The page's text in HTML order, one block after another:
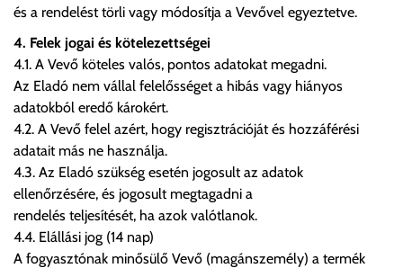
és a rendelést törli vagy módosítja a Vevővel egyeztetve.
4. Felek jogai és kötelezettségei
4.1. A Vevő köteles valós, pontos adatokat megadni.
Az Eladó nem vállal felelősséget a hibás vagy hiányos
adatokból eredő károkért.
4.2. A Vevő felel azért, hogy regisztrációját és hozzáférési
adatait más ne használja.
4.3. Az Eladó szükség esetén jogosult az adatok
ellenőrzésére, és jogosult megtagadni a
rendelés teljesítését, ha azok valótlanok.
4.4. Elállási jog (14 nap)
A fogyasztónak minősülő Vevő (magánszemély) a termék